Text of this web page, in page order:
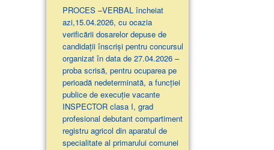
PROCES –VERBAL încheiat
azi,15.04.2026, cu ocazia
verificării dosarelor depuse de
candidații înscriși pentru concursul
organizat în data de 27.04.2026 –
proba scrisă, pentru ocuparea pe
perioadă nedeterminată, a funcției
publice de execuție vacante
INSPECTOR clasa I, grad
profesional debutant compartiment
registru agricol din aparatul de
specialitate al primarului comunei